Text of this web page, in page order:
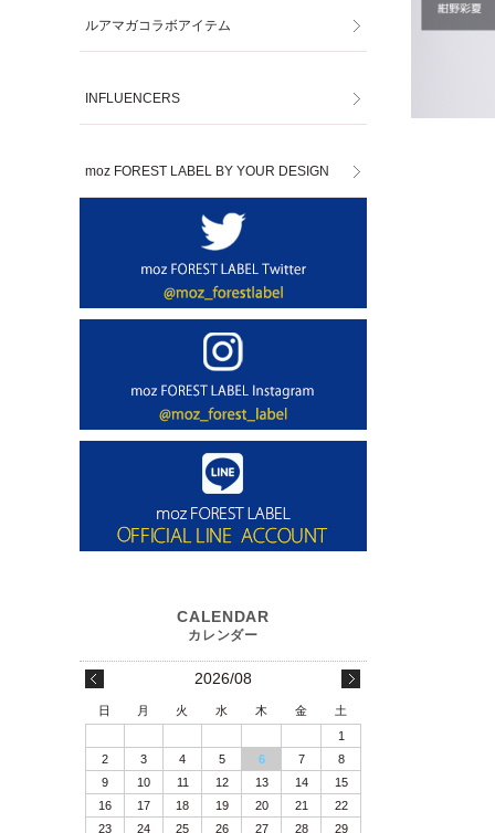
ルアマガコラボアイテム
INFLUENCERS
moz FOREST LABEL BY YOUR DESIGN
2026/08
日 月 火 水 木 金
土
1
2
3 4 5 6 7
8
9
10 11 12 13 14
15
16
17 18 19 20 21
22
23
24 25 26 27 28
29